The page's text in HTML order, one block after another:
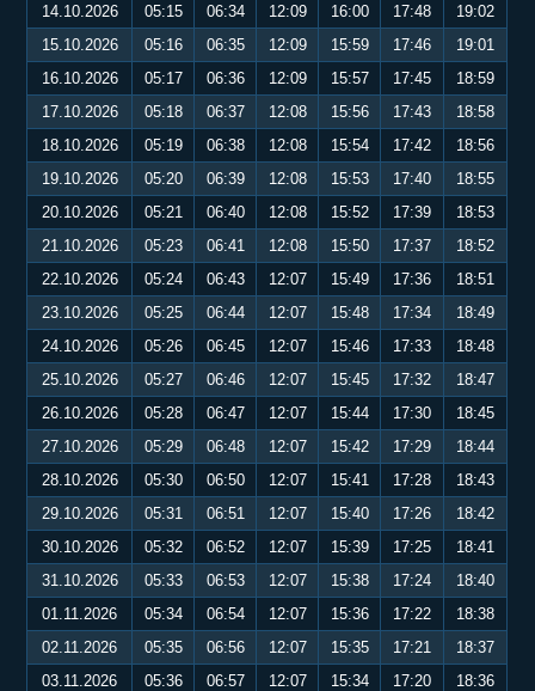
14.10.2026
05:15 06:34 12:09 16:00 17:48
19:02
15.10.2026
05:16 06:35 12:09 15:59 17:46
19:01
16.10.2026
05:17 06:36 12:09 15:57 17:45
18:59
17.10.2026
05:18 06:37 12:08 15:56 17:43
18:58
18.10.2026
05:19 06:38 12:08 15:54 17:42
18:56
19.10.2026
05:20 06:39 12:08 15:53 17:40
18:55
20.10.2026
05:21 06:40 12:08 15:52 17:39
18:53
21.10.2026
05:23 06:41 12:08 15:50 17:37
18:52
22.10.2026
05:24 06:43 12:07 15:49 17:36
18:51
23.10.2026
05:25 06:44 12:07 15:48 17:34
18:49
24.10.2026
05:26 06:45 12:07 15:46 17:33
18:48
25.10.2026
05:27 06:46 12:07 15:45 17:32
18:47
26.10.2026
05:28 06:47 12:07 15:44 17:30
18:45
27.10.2026
05:29 06:48 12:07 15:42 17:29
18:44
28.10.2026
05:30 06:50 12:07 15:41 17:28
18:43
29.10.2026
05:31 06:51 12:07 15:40 17:26
18:42
30.10.2026
05:32 06:52 12:07 15:39 17:25
18:41
31.10.2026
05:33 06:53 12:07 15:38 17:24
18:40
01.11.2026
05:34 06:54 12:07 15:36 17:22
18:38
02.11.2026
05:35 06:56 12:07 15:35 17:21
18:37
03.11.2026
05:36 06:57 12:07 15:34 17:20 18:36